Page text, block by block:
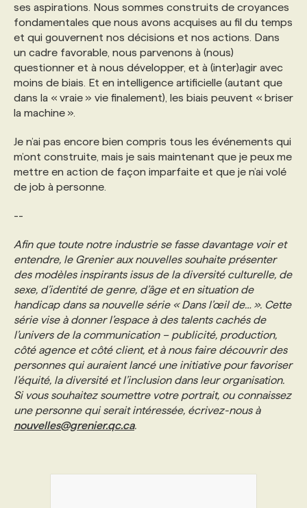
ses aspirations. Nous sommes construits de croyances
fondamentales que nous avons acquises au fil du temps
et qui gouvernent nos décisions et nos actions. Dans
un cadre favorable, nous parvenons à (nous)
questionner et à nous développer, et à (inter)agir avec
moins de biais. Et en intelligence artificielle (autant que
dans la « vraie » vie finalement), les biais peuvent « briser
la machine ».
Je n’ai pas encore bien compris tous les événements qui
m’ont construite, mais je sais maintenant que je peux me
mettre en action de façon imparfaite et que je n’ai volé
de job à personne.
--
Afin que toute notre industrie se fasse davantage voir et
entendre, le Grenier aux nouvelles souhaite présenter
des modèles inspirants issus de la diversité culturelle, de
sexe, d’identité de genre, d’âge et en situation de
handicap dans sa nouvelle série « Dans l’œil de… ». Cette
série vise à donner l’espace à des talents cachés de
l’univers de la communication – publicité, production,
côté agence et côté client, et à nous faire découvrir des
personnes qui auraient lancé une initiative pour favoriser
l’équité, la diversité et l’inclusion dans leur organisation.
Si vous souhaitez soumettre votre portrait, ou connaissez
une personne qui serait intéressée, écrivez-nous à
nouvelles@grenier.qc.ca.